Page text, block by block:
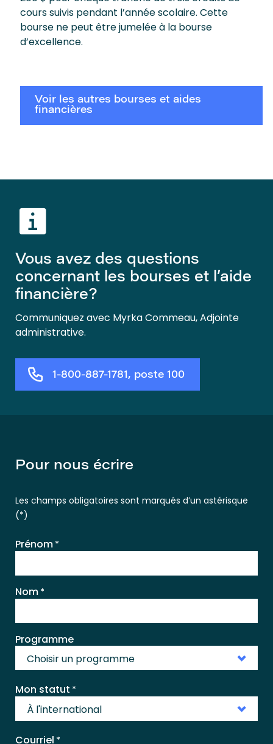
cours suivis pendant l’année scolaire. Cette
bourse ne peut être jumelée à la bourse
d’excellence.
Voir les autres bourses et aides
financières
Vous avez des questions
concernant les bourses et l’aide
financière?
Communiquez avec Myrka Commeau, Adjointe
administrative.
1-800-887-1781, poste 100
Pour nous écrire
Les champs obligatoires sont marqués d’un astérisque
(*)
Prénom *
Nom *
Programme
Choisir un programme
Mon statut *
À l'international
Courriel *